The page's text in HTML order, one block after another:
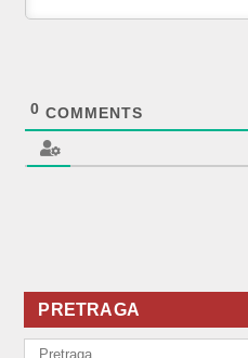
0 COMMENTS
PRETRAGA